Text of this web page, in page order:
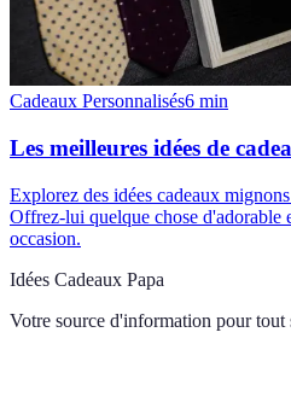
Cadeaux Personnalisés6 min
Les meilleures idées de
Explorez des idées cadeaux
Offrez-lui quelque chose d'adorable
occasion.
Idées Cadeaux Papa
Votre source d'information pour tout